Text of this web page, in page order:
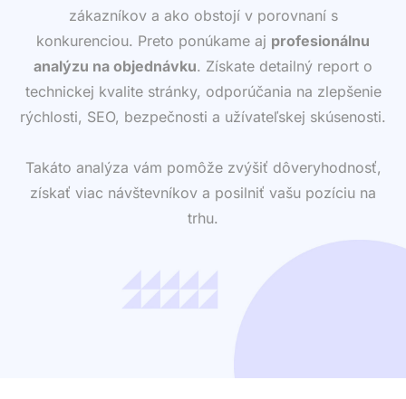
zákazníkov a ako obstojí v porovnaní s
konkurenciou. Preto ponúkame aj profesionálnu
analýzu na objednávku. Získate detailný report o
technickej kvalite stránky, odporúčania na zlepšenie
rýchlosti, SEO, bezpečnosti a užívateľskej skúsenosti.
Takáto analýza vám pomôže zvýšiť dôveryhodnosť,
získať viac návštevníkov a posilniť vašu pozíciu na
trhu.